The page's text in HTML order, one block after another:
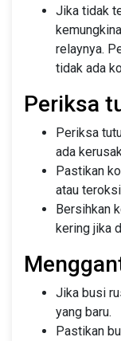
Jika tidak
relaynya.
tidak ada
Periksa
Periksa
ada
Pastikan
atau
Bersihkan
kering jika
Jika busi
yang baru.
Pastikan